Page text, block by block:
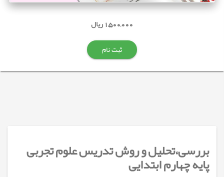
1,500,000 ریال
ثبت نام
بررسی،تحلیل و روش تدریس علوم تجربی
پایه چهارم ابتدایی